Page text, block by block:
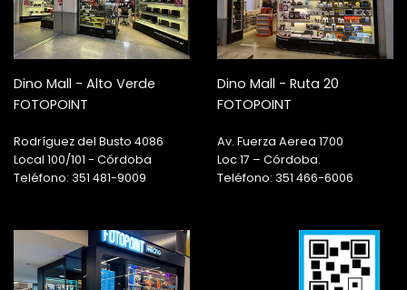
Dino Mall - Alto Verde
FOTOPOINT
Rodríguez del Busto 4086
Local 100/101 - Córdoba
Teléfono: 351 481-9009
Dino Mall - Ruta 20
FOTOPOINT
Av. Fuerza Aerea 1700
Loc 17 – Córdoba.
Teléfono: 351 466-6006